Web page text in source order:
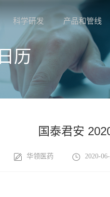
科学研发 产品和管线
历
国泰君安
华领医药 2020-